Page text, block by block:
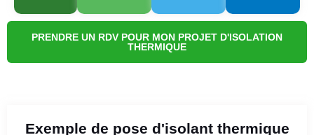
PRENDRE UN RDV POUR MON PROJET D'ISOLATION
THERMIQUE
Exemple de pose d'isolant thermique